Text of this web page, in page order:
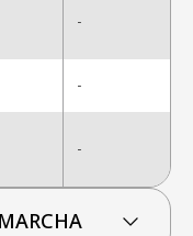
-
-
-